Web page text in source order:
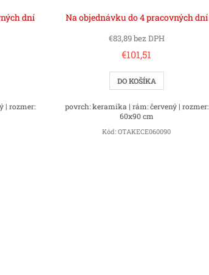
dní
| rozmer:
Na objednávku do 4 pracovných dní
€83,89 bez DPH
€101,51
DO KOŠÍKA
povrch: keramika | rám: červený | rozmer:
60x90 cm
Kód:OTAKECE060090